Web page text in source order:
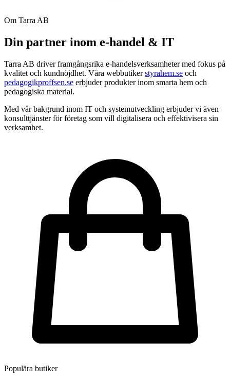
Om Tarra AB
Din partner inom e-handel & IT
Tarra AB driver framgångsrika e-handelsverksamheter med fokus på
kvalitet och kundnöjdhet. Våra webbutikerstyrahem.se och
pedagogikproffsen.se erbjuder produkter inom smarta hem och
pedagogiska material.
Med vår bakgrund inom IT och systemutveckling erbjuder vi även
konsulttjänster för företag som vill digitalisera och effektivisera sin
verksamhet.
Populära butiker